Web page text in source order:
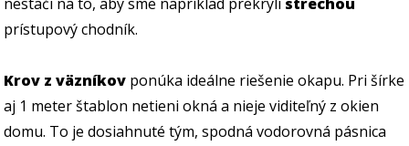
prístupový chodník.
Krov z väzníkov ponúka ideálne riešenie okapu. Pri šírke
aj 1 meter štablon netieni okná a nieje viditeľný z okien
domu. To je dosiahnuté tým, spodná vodorovná pásnica